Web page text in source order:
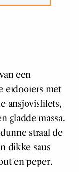
een
eidooiers met
ansjovisfilets,
gladde massa.
straal de
dikke saus
en peper.